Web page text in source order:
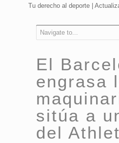
Tu derecho al deporte |
Navigate to...
El
engrasa
sitúa a
del